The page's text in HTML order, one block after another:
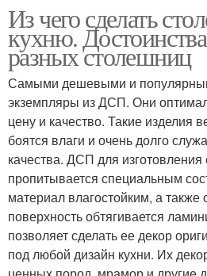
Из чего сделать
кухню.
разных столешниц
Самыми дешевыми и
экземпляры из ДСП. Они
цену и качество. Такие изделия
боятся влаги и очень долго
качества. ДСП для
пропитывается специальным
материал влагостойким, а также
поверхность обтягивается
позволяет сделать ее декор
под любой дизайн кухни. Их